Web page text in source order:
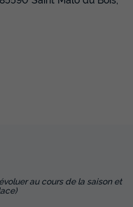
au cours de la saison et